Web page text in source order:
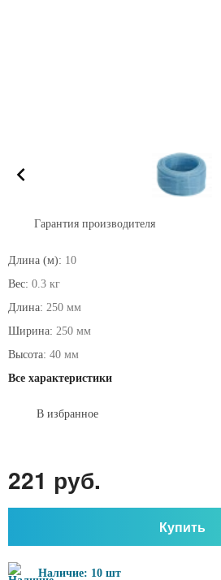
Гарантия производителя
Длина (м): 10
Вес: 0.3 кг
Длина: 250 мм
Ширина: 250 мм
Высота: 40 мм
Все характеристики
В избранное
221 руб.
Купить
Наличие: 10 шт